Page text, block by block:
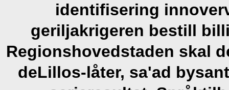
identifisering
geriljakrigeren bestill
Regionshovedstaden skal
deLillos-låter, sa'ad